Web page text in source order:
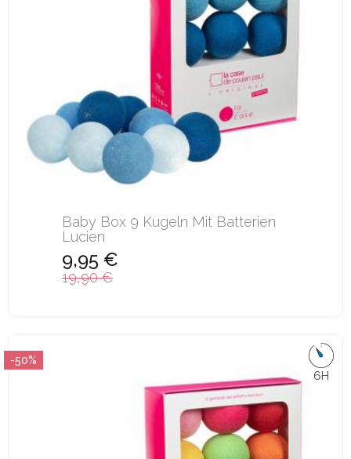
Baby Box 9 Kugeln Mit Batterien
Lucien
9,95 €
19,90 €
-50%
6H